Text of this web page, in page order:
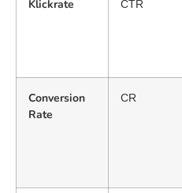
Klickrate CTR
Conversion
Rate
CR